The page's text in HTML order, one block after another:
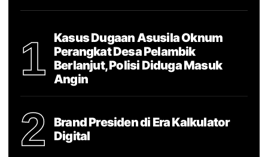
1
Kasus Dugaan Asusila Oknum
Perangkat Desa Pelambik
Berlanjut, Polisi Diduga Masuk
Angin
2
Brand Presiden di Era Kalkulator
Digital